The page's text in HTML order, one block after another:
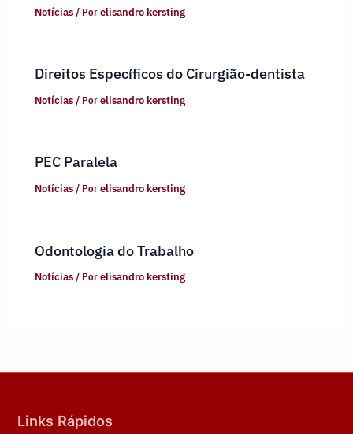
Notícias/ Porelisandro kersting
Direitos Específicos do Cirurgião-dentista
Notícias/ Porelisandro kersting
PEC Paralela
Notícias/ Porelisandro kersting
Odontologia do Trabalho
Notícias/ Porelisandro kersting
Links Rápidos